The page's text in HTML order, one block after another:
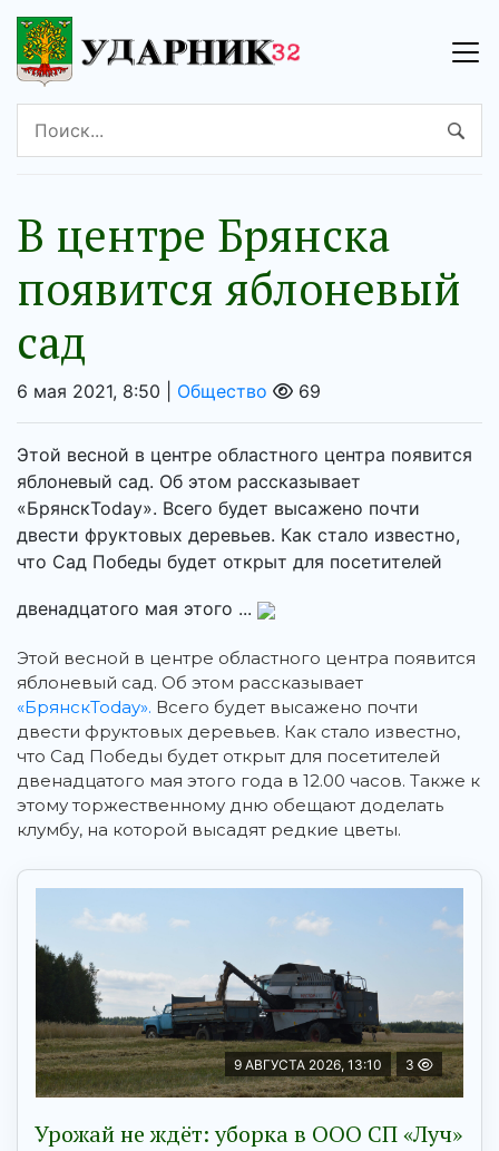
В центре Брянска
появится яблоневый
сад
6 мая 2021, 8:50 | Общество 69
Этой весной в центре областного центра появится
яблоневый сад. Об этом рассказывает
«БрянскToday». Всего будет высажено почти
двести фруктовых деревьев. Как стало известно,
что Сад Победы будет открыт для посетителей
двенадцатого мая этого ...
Этой весной в центре областного центра появится
яблоневый сад. Об этом рассказывает
«БрянскToday». Всего будет высажено почти
двести фруктовых деревьев. Как стало известно,
что Сад Победы будет открыт для посетителей
двенадцатого мая этого года в 12.00 часов. Также к
этому торжественному дню обещают доделать
клумбу, на которой высадят редкие цветы.
9 АВГУСТА 2026, 13:10 3
Урожай не ждёт: уборка в ООО СП «Луч»